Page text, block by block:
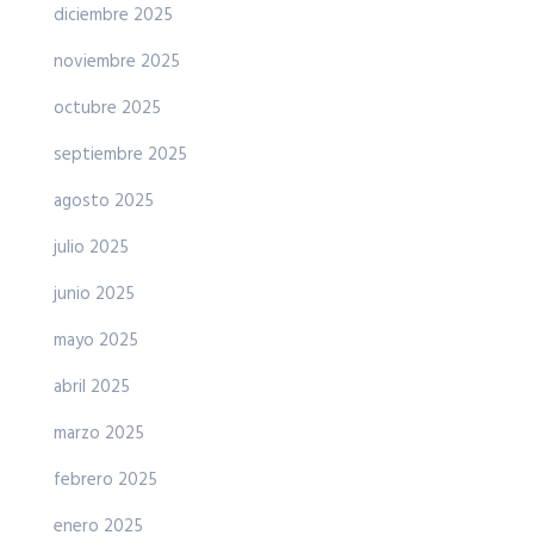
diciembre 2025
noviembre 2025
octubre 2025
septiembre 2025
agosto 2025
julio 2025
junio 2025
mayo 2025
abril 2025
marzo 2025
febrero 2025
enero 2025